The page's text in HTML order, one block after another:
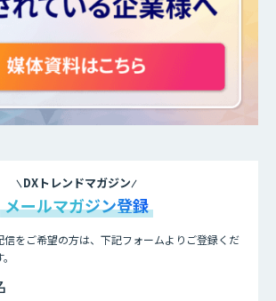
DXトレンドマガジン
メールマガジン登録
信をご希望の方は、下記フォームよりご登録くだ